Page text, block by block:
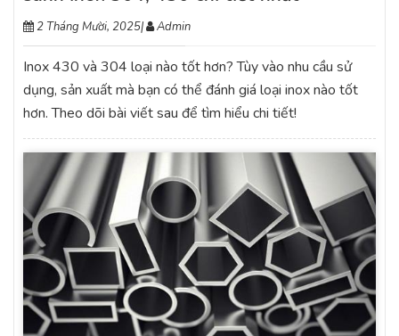
2 Tháng Mười, 2025| Admin
Inox 430 và 304 loại nào tốt hơn? Tùy vào nhu cầu sử
dụng, sản xuất mà bạn có thể đánh giá loại inox nào tốt
hơn. Theo dõi bài viết sau để tìm hiểu chi tiết!